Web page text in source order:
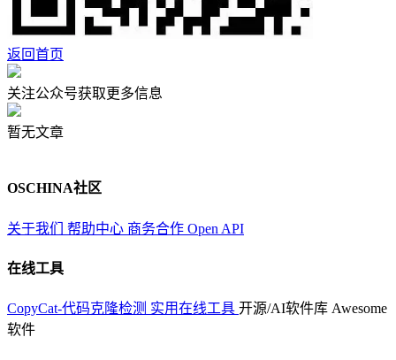
返回首页
关注公众号获取更多信息
暂无文章
OSCHINA社区
关于我们 帮助中心 商务合作 Open API
在线工具
CopyCat-代码克隆检测 实用在线工具 开源/AI软件库 Awesome
软件